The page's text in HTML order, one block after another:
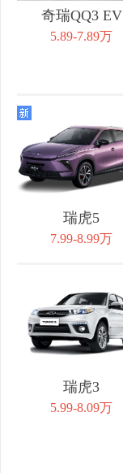
QQ冰淇淋 2026款 女
王版
获取底价
奇瑞QQ3 EV
5.89-7.89万
瑞虎5
7.99-8.99万
瑞虎3
5.99-8.09万